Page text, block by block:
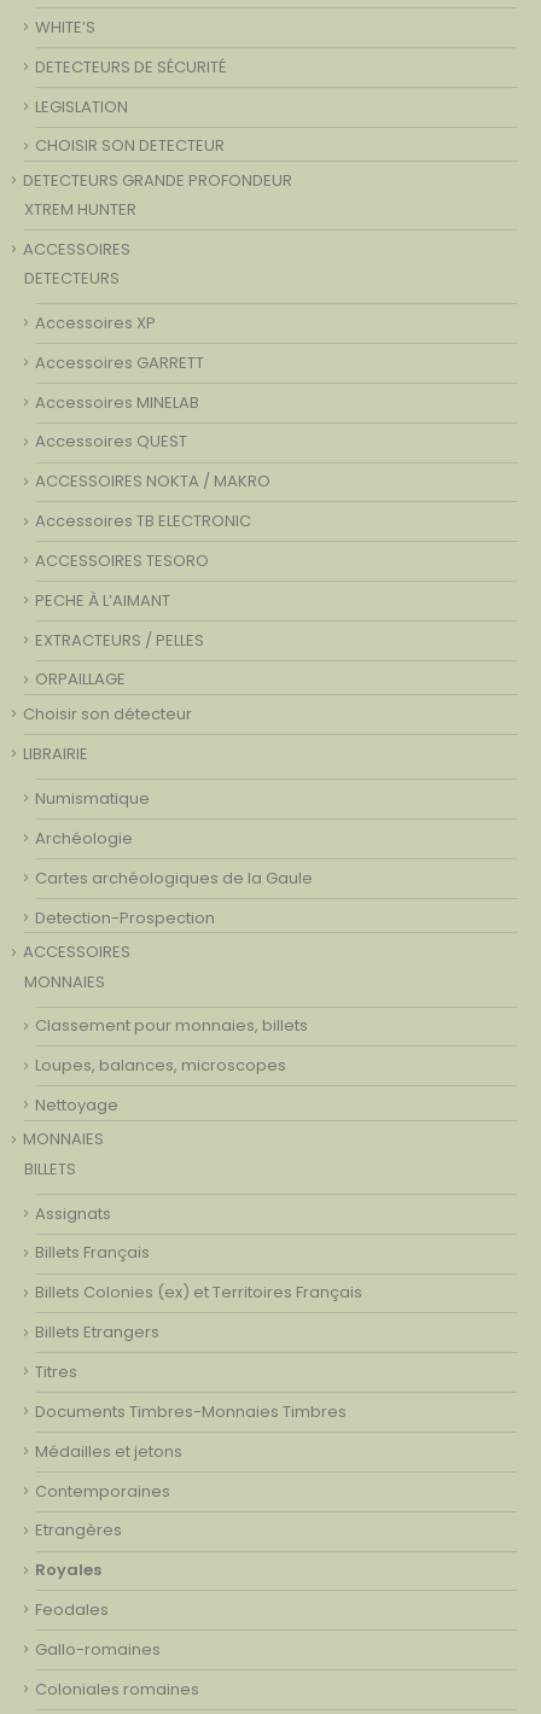
WHITE’S
DETECTEURS DE SÉCURITÉ
LEGISLATION
CHOISIR SON DETECTEUR
DETECTEURS GRANDE PROFONDEUR
XTREM HUNTER
ACCESSOIRES
DETECTEURS
Accessoires XP
Accessoires GARRETT
Accessoires MINELAB
Accessoires QUEST
ACCESSOIRES NOKTA / MAKRO
Accessoires TB ELECTRONIC
ACCESSOIRES TESORO
PECHE À L’AIMANT
EXTRACTEURS / PELLES
ORPAILLAGE
Choisir son détecteur
LIBRAIRIE
Numismatique
Archéologie
Cartes archéologiques de la Gaule
Detection-Prospection
ACCESSOIRES
MONNAIES
Classement pour monnaies, billets
Loupes, balances, microscopes
Nettoyage
MONNAIES
BILLETS
Assignats
Billets Français
Billets Colonies (ex) et Territoires Français
Billets Etrangers
Titres
Documents Timbres-Monnaies Timbres
Médailles et jetons
Contemporaines
Etrangères
Royales
Feodales
Gallo-romaines
Coloniales romaines